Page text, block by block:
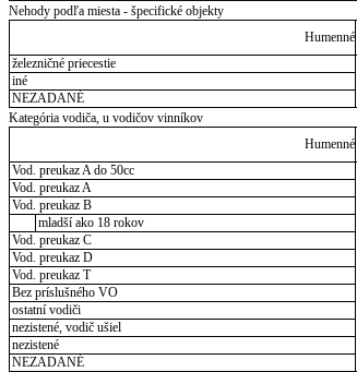
Nehody podľa miesta - špecifické objekty
Humenné
železničné priecestie
iné
NEZADANÉ
Kategória vodiča, u vodičov vinníkov
Humenné
Vod. preukaz A do 50cc
Vod. preukaz A
Vod. preukaz B
mladší ako 18 rokov
Vod. preukaz C
Vod. preukaz D
Vod. preukaz T
Bez príslušného VO
ostatní vodiči
nezistené, vodič ušiel
nezistené
NEZADANÉ